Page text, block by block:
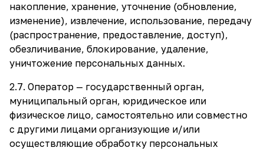
накопление, хранение, уточнение (обновление,
изменение), извлечение, использование, передачу
(распространение, предоставление, доступ),
обезличивание, блокирование, удаление,
уничтожение персональных данных.
2.7. Оператор — государственный орган,
муниципальный орган, юридическое или
физическое лицо, самостоятельно или совместно
с другими лицами организующие и/или
осуществляющие обработку персональных